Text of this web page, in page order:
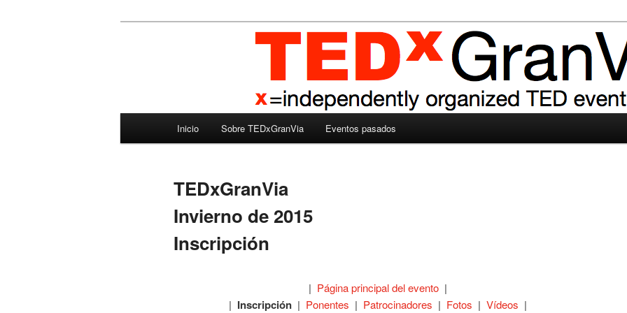
TEDxGranVia
Madrid – España – Spain
Inicio Sobre TEDxGranVia Eventos pasados
TEDxGranVia
Invierno de 2015
Inscripción
| Página principal del evento |
| Inscripción | Ponentes | Patrocinadores | Fotos | Vídeos |